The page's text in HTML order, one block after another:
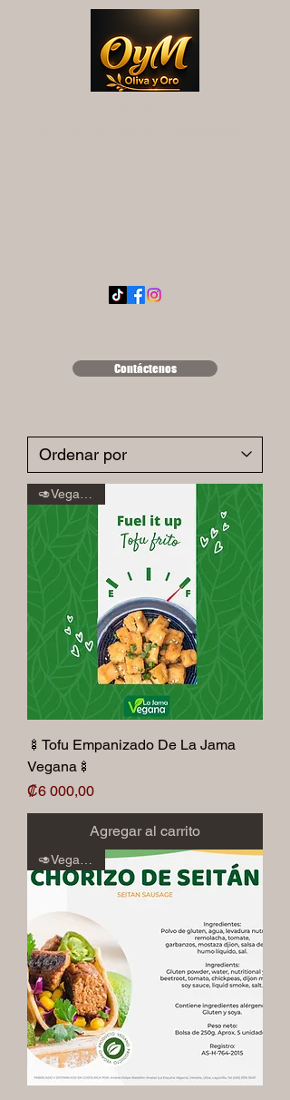
Contáctenos
🍢Tofu Empanizado De La Jama
Vegana🍢
Precio
₡6 000,00
Agregar al carrito